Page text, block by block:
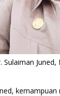
Sulaiman Juned,